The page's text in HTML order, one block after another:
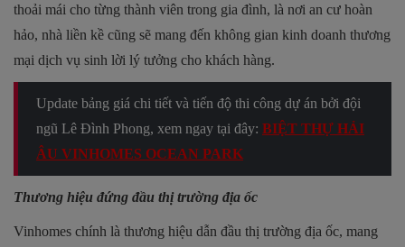
thoải mái cho từng thành viên trong gia đình, là nơi an cư hoàn
hảo, nhà liền kề cũng sẽ mang đến không gian kinh doanh thương
mại dịch vụ sinh lời lý tưởng cho khách hàng.
Update bảng giá chi tiết và tiến độ thi công dự án bởi đội
ngũ Lê Đình Phong, xem ngay tại đây: BIỆT THỰ HẢI
ÂU VINHOMES OCEAN PARK
Thương hiệu đứng đầu thị trường địa ốc
Vinhomes chính là thương hiệu dẫn đầu thị trường địa ốc, mang